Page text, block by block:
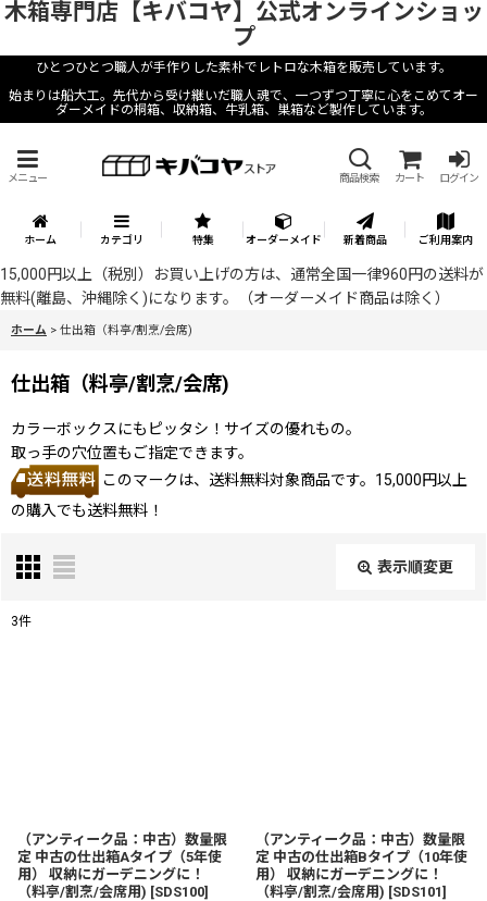
木箱専門店【キバコヤ】公式オンラインショッ
プ
ひとつひとつ職人が手作りした素朴でレトロな木箱を販売しています。
始まりは船大工。先代から受け継いだ職人魂で、一つずつ丁寧に心をこめてオー
ダーメイドの桐箱、収納箱、牛乳箱、巣箱など製作しています。
メニュー 商品検索 カート ログイン
ホーム カテゴリ 特集 オーダーメイド 新着商品 ご利用案内
15,000円以上（税別）お買い上げの方は、通常全国一律960円の送料が
無料(離島、沖縄除く)になります。（オーダーメイド商品は除く）
ホーム > 仕出箱（料亭/割烹/会席)
仕出箱（料亭/割烹/会席)
カラーボックスにもピッタシ！サイズの優れもの。
取っ手の穴位置もご指定できます。
このマークは、送料無料対象商品です。15,000円以上
の購入でも送料無料！
表示順変更
3件
（アンティーク品：中古）数量限
定 中古の仕出箱Aタイプ（5年使
用） 収納にガーデニングに！
（料亭/割烹/会席用) [SDS100]
（アンティーク品：中古）数量限
定 中古の仕出箱Bタイプ（10年使
用） 収納にガーデニングに！
（料亭/割烹/会席用) [SDS101]